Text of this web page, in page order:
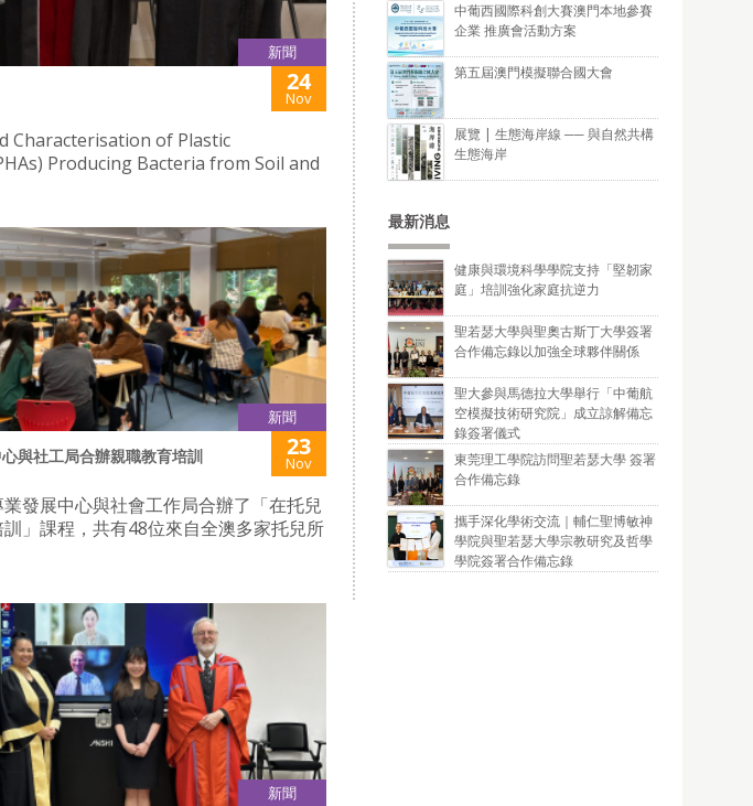
新聞
24
Nov
Characterisation of Plastic
Producing Bacteria from Soil and
新聞
與社工局合辦親職教育培訓 23
Nov
發展中心與社會工作局合辦了「在托兒
」課程，共有48位來自全澳多家托兒所
新聞
中葡西國際科創大賽澳門本地參賽
企業 推廣會活動方案
第五屆澳門模擬聯合國大會
展覽 | 生態海岸線 ── 與自然共構
生態海岸
最新消息
健康與環境科學學院支持「堅韌家
庭」培訓強化家庭抗逆力
聖若瑟大學與聖奧古斯丁大學簽署
合作備忘錄以加強全球夥伴關係
聖大參與馬德拉大學舉行「中葡航
空模擬技術研究院」成立諒解備忘
錄簽署儀式
東莞理工學院訪問聖若瑟大學 簽署
合作備忘錄
攜手深化學術交流｜輔仁聖博敏神
學院與聖若瑟大學宗教研究及哲學
學院簽署合作備忘錄